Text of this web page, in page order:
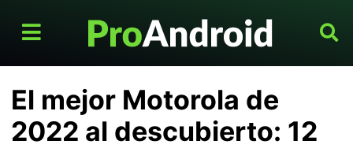
El mejor Motorola de
2022 al descubierto: 12